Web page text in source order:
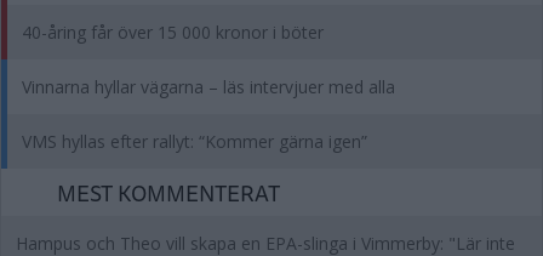
40-åring får över 15 000 kronor i böter
Vinnarna hyllar vägarna – läs intervjuer med alla
VMS hyllas efter rallyt: “Kommer gärna igen”
MEST KOMMENTERAT
Hampus och Theo vill skapa en EPA-slinga i Vimmerby: "Lär inte